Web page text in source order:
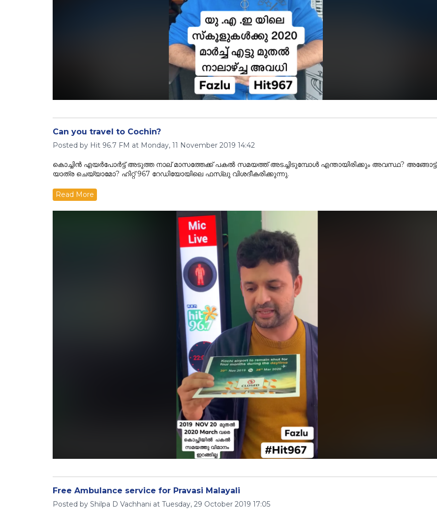
Can you travel to Cochin?
Posted by Hit 96.7 FM at Monday, 11 November 2019 14:42
കൊച്ചിൻ എയർപോർട്ട് അടുത്ത നാല് മാസത്തേക്ക് പകൽ സമയത്ത് അടച്ചിടുമ്പോൾ എന്തായിരിക്കും അവസ്ഥ? അങ്ങോട്ട്
യാത്ര ചെയ്യാമോ? ഹിറ്റ് 967 റേഡിയോയിലെ ഫസ്‌ലു വിശദീകരിക്കുന്നു.
Read More
Free Ambulance service for Pravasi Malayali
Posted by Shilpa D Vachhani at Tuesday, 29 October 2019 17:05